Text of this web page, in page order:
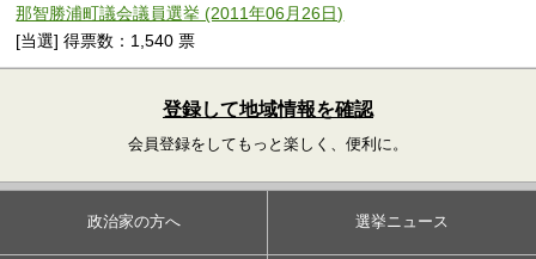
那智勝浦町議会議員選挙 (2011年06月26日)
[当選] 得票数：1,540 票
登録して地域情報を確認
会員登録をしてもっと楽しく、便利に。
政治家の方へ 選挙ニュース